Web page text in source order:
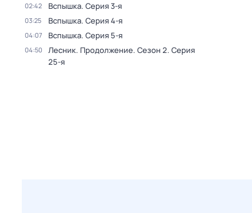
02:42 Вспышка. Серия 3-я
03:25 Вспышка. Серия 4-я
04:07 Вспышка. Серия 5-я
04:50 Лесник. Продолжение. Сезон 2. Серия
25-я